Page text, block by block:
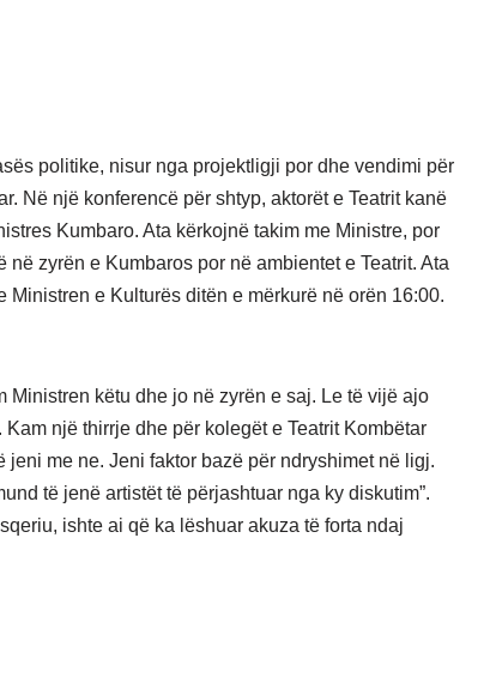
politike, nisur nga projektligji por dhe vendimi për
Në një konferencë për shtyp, aktorët e Teatrit kanë
Kumbaro. Ata kërkojnë takim me Ministre, por
në zyrën e Kumbaros por në ambientet e Teatrit. Ata
Ministren e Kulturës ditën e mërkurë në orën 16:00.
Ministren këtu dhe jo në zyrën e saj. Le të vijë ajo
një thirrje dhe për kolegët e Teatrit Kombëtar
jeni me ne. Jeni faktor bazë për ndryshimet në ligj.
të jenë artistët të përjashtuar nga ky diskutim”.
ishte ai që ka lëshuar akuza të forta ndaj